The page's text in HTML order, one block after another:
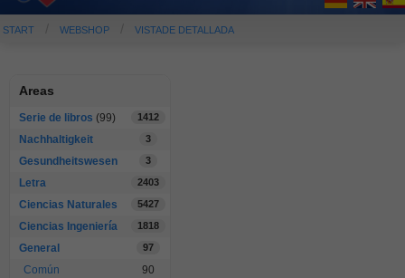
START WEBSHOP VISTADE DETALLADA
Areas
Serie de libros (99) 1412
Nachhaltigkeit 3
Gesundheitswesen 3
Letra 2403
Ciencias Naturales 5427
Ciencias Ingeniería 1818
General 97
Común
90